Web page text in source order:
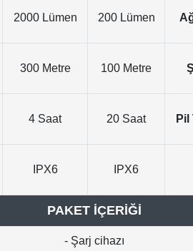
2000 Lümen 200 Lümen
300 Metre 100 Metre
4 Saat 20 Saat Pil
IPX6 IPX6
PAKET İÇERİĞİ
- Şarj cihazı